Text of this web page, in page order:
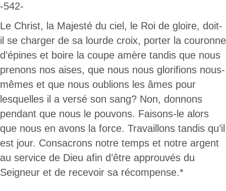
-542-
Le Christ, la Majesté du ciel, le Roi de gloire, doit-
il se charger de sa lourde croix, porter la couronne
d’épines et boire la coupe amère tandis que nous
prenons nos aises, que nous nous glorifions nous-
mêmes et que nous oublions les âmes pour
lesquelles il a versé son sang? Non, donnons
pendant que nous le pouvons. Faisons-le alors
que nous en avons la force. Travaillons tandis qu’il
est jour. Consacrons notre temps et notre argent
au service de Dieu afin d’être approuvés du
Seigneur et de recevoir sa récompense.*